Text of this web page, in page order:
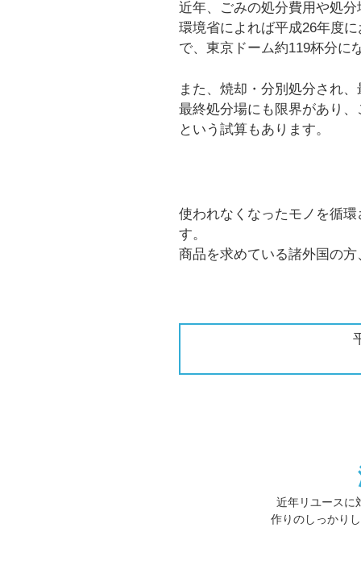
近年、ごみの処分費用や処
環境省によれば平成26年度
で、東京ドーム約119杯分に
また、焼却・分別処分され
最終処分場にも限界があり
という試算もあります。
使われなくなったモノを循
す。
商品を求めている諸外国の
近年リユースに
作りのしっかり